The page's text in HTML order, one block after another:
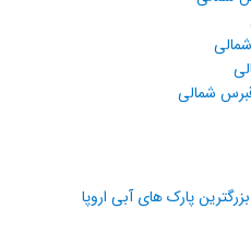
قبرس شمالی
پارک های آبی اروپا